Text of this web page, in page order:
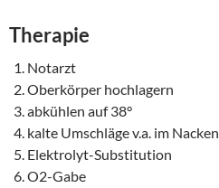
Therapie
Notarzt
Oberkörper hochlagern
abkühlen auf 38°
kalte Umschläge v.a. im Nacken
Elektrolyt-Substitution
O2-Gabe